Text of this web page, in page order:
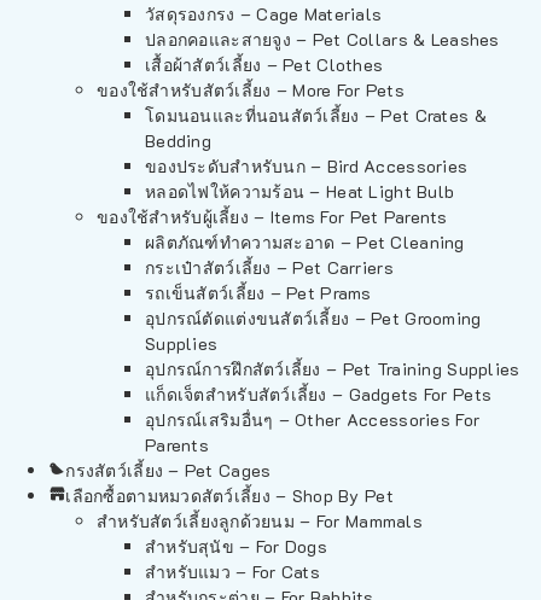
วัสดุรองกรง – Cage Materials
ปลอกคอและสายจูง – Pet Collars & Leashes
เสื้อผ้าสัตว์เลี้ยง – Pet Clothes
ของใช้สำหรับสัตว์เลี้ยง – More For Pets
โดมนอนและที่นอนสัตว์เลี้ยง – Pet Crates &
Bedding
ของประดับสำหรับนก – Bird Accessories
หลอดไฟให้ความร้อน – Heat Light Bulb
ของใช้สำหรับผู้เลี้ยง – Items For Pet Parents
ผลิตภัณฑ์ทำความสะอาด – Pet Cleaning
กระเป๋าสัตว์เลี้ยง – Pet Carriers
รถเข็นสัตว์เลี้ยง – Pet Prams
อุปกรณ์ตัดแต่งขนสัตว์เลี้ยง – Pet Grooming
Supplies
อุปกรณ์การฝึกสัตว์เลี้ยง – Pet Training Supplies
แก็ดเจ็ตสำหรับสัตว์เลี้ยง – Gadgets For Pets
อุปกรณ์เสริมอื่นๆ – Other Accessories For
Parents
กรงสัตว์เลี้ยง – Pet Cages
เลือกซื้อตามหมวดสัตว์เลี้ยง – Shop By Pet
สำหรับสัตว์เลี้ยงลูกด้วยนม – For Mammals
สำหรับสุนัข – For Dogs
สำหรับแมว – For Cats